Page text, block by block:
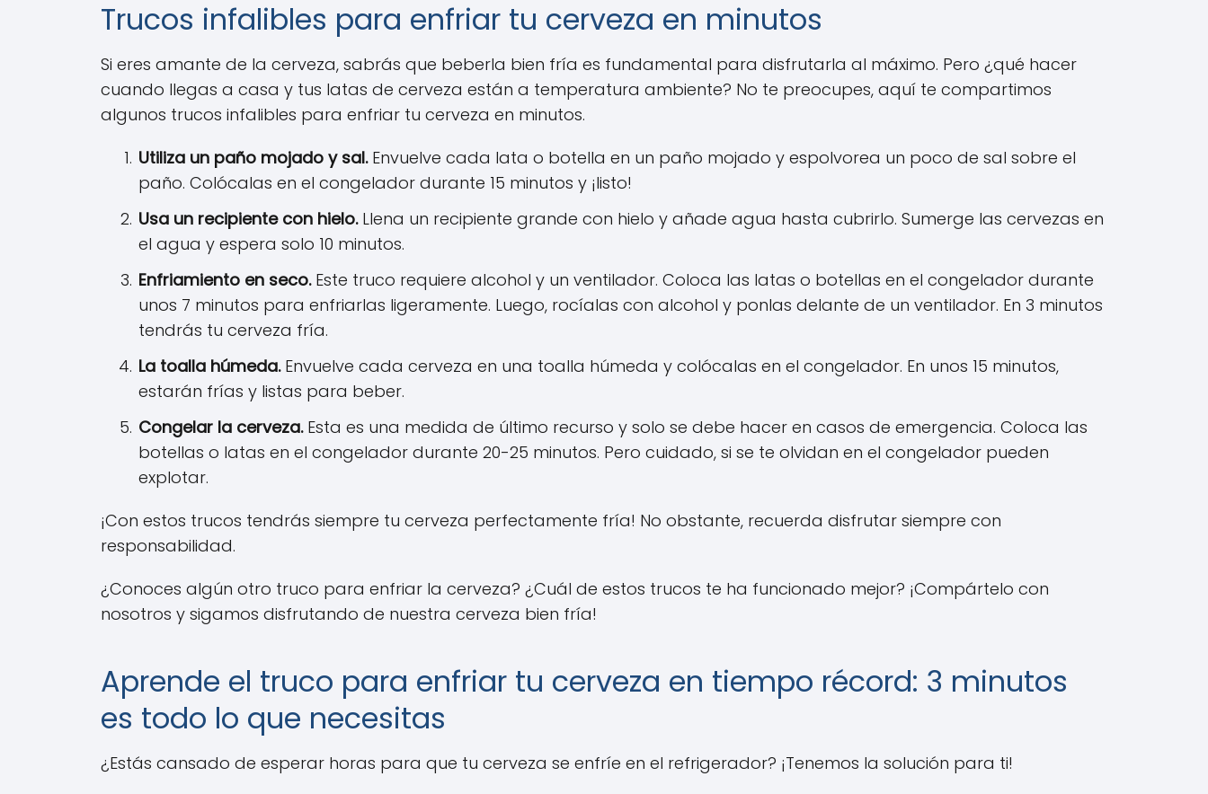
Trucos infalibles para enfriar tu cerveza en minutos
Si eres amante de la cerveza, sabrás que beberla bien fría es fundamental para disfrutarla al máximo. Pero ¿qué hacer
cuando llegas a casa y tus latas de cerveza están a temperatura ambiente? No te preocupes, aquí te compartimos
algunos trucos infalibles para enfriar tu cerveza en minutos.
Utiliza un paño mojado y sal.Envuelve cada lata o botella en un paño mojado y espolvorea un poco de sal sobre el
paño. Colócalas en el congelador durante 15 minutos y ¡listo!
Usa un recipiente con hielo.Llena un recipiente grande con hielo y añade agua hasta cubrirlo. Sumerge las cervezas en
el agua y espera solo 10 minutos.
Enfriamiento en seco.Este truco requiere alcohol y un ventilador. Coloca las latas o botellas en el congelador durante
unos 7 minutos para enfriarlas ligeramente. Luego, rocíalas con alcohol y ponlas delante de un ventilador. En 3 minutos
tendrás tu cerveza fría.
La toalla húmeda.Envuelve cada cerveza en una toalla húmeda y colócalas en el congelador. En unos 15 minutos,
estarán frías y listas para beber.
Congelar la cerveza.Esta es una medida de último recurso y solo se debe hacer en casos de emergencia. Coloca las
botellas o latas en el congelador durante 20-25 minutos. Pero cuidado, si se te olvidan en el congelador pueden
explotar.
¡Con estos trucos tendrás siempre tu cerveza perfectamente fría! No obstante, recuerda disfrutar siempre con
responsabilidad.
¿Conoces algún otro truco para enfriar la cerveza? ¿Cuál de estos trucos te ha funcionado mejor? ¡Compártelo con
nosotros y sigamos disfrutando de nuestra cerveza bien fría!
Aprende el truco para enfriar tu cerveza en tiempo récord: 3 minutos
es todo lo que necesitas
¿Estás cansado de esperar horas para que tu cerveza se enfríe en el refrigerador? ¡Tenemos la solución para ti!